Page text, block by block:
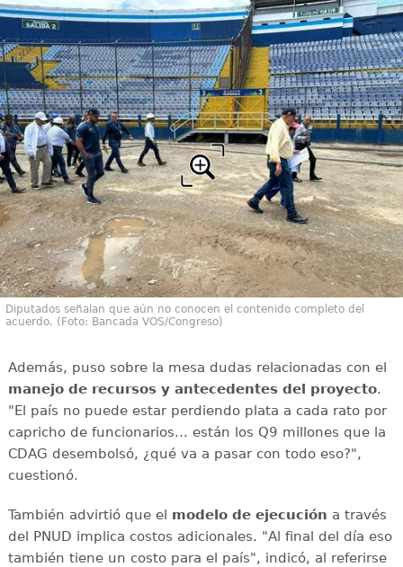
Diputados señalan que aún no conocen el contenido completo del
acuerdo. (Foto: Bancada VOS/Congreso)
Además, puso sobre la mesa dudas relacionadas con el
manejo de recursos y antecedentes del proyecto.
"El país no puede estar perdiendo plata a cada rato por
capricho de funcionarios... están los Q9 millones que la
CDAG desembolsó, ¿qué va a pasar con todo eso?",
cuestionó.
También advirtió que el modelo de ejecución a través
del PNUD implica costos adicionales. "Al final del día eso
también tiene un costo para el país", indicó, al referirse